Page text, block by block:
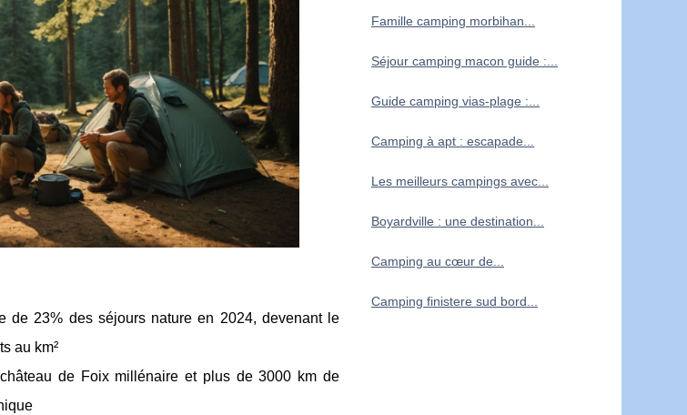
de 23% des séjours nature en 2024, devenant le
au km²
de Foix millénaire et plus de 3000 km de
Famille camping morbihan...
Séjour camping macon guide :...
Guide camping vias-plage :...
Camping à apt : escapade...
Les meilleurs campings avec...
Boyardville : une destination...
Camping au cœur de...
Camping finistere sud bord...